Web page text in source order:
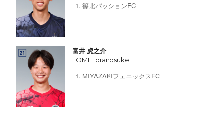
篠北パッションFC
富井 虎之介
TOMII Toranosuke
MIYAZAKIフェニックスFC